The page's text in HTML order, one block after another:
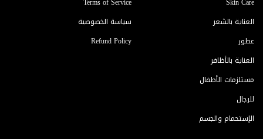
العناية بالشعر
عطور
العناية بالأظافر
مستلزمات الأطفال
للرجال
الإستحمام والجسم
سياسة الخصوصية
Refund Policy